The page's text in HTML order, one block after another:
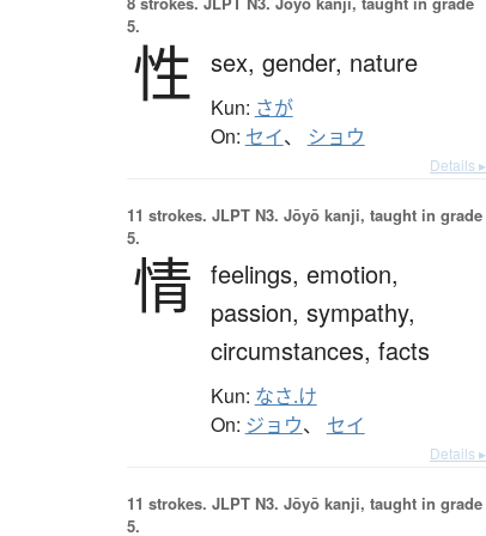
5.
性 sex, gender, nature
Kun: さが
On: セイ、 ショウ
Details ▸
11 strokes. JLPT N3. Jōyō kanji, taught in grade
5.
情 feelings, emotion,
passion, sympathy,
circumstances, facts
Kun: なさ.け
On: ジョウ、 セイ
Details ▸
11 strokes. JLPT N3. Jōyō kanji, taught in grade
5.